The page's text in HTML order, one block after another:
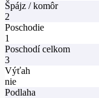
Špájz / komôr
2
Poschodie
1
Poschodí celkom
3
Výťah
nie
Podlaha